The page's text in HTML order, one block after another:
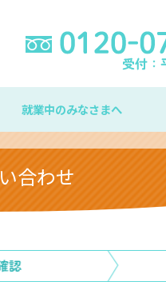
就業中のみなさまへ
合わせ